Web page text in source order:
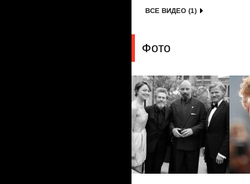
ВСЕ ВИДЕО (1)
Фото